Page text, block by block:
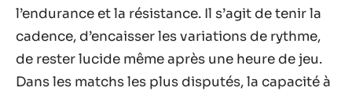
l’endurance et la résistance. Il s’agit de tenir la
cadence, d’encaisser les variations de rythme,
de rester lucide même après une heure de jeu.
Dans les matchs les plus disputés, la capacité à